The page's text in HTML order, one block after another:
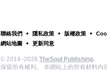
聯絡我們 隱私政策 版權政策
網站地圖
更新同意
© 2014–2026 TheSoul Publishing.
保留所有權利。 本網站上的所有材料內